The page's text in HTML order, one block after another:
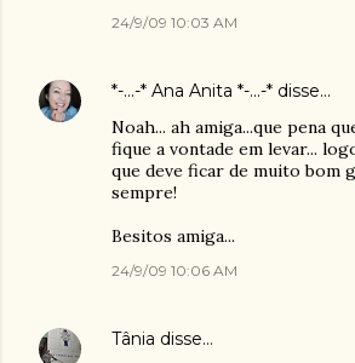
24/9/09 10:03 AM
*-...-* Ana Anita *-...-* disse…
Noah... ah amiga...que pena
fique a vontade em levar...
que deve ficar de muito bom
sempre!
Besitos amiga...
24/9/09 10:06 AM
Tânia disse…